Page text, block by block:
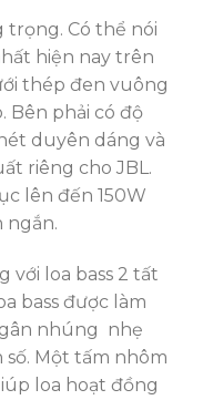
trọng. Có thể nói
hiện nay trên
thép đen vuông
Bên phải có độ
duyên dáng và
riêng cho JBL.
lên đến 150W
ngắn.
với loa bass 2 tất
bass được làm
nhúng nhẹ
Một tấm nhôm
loa hoạt đồng